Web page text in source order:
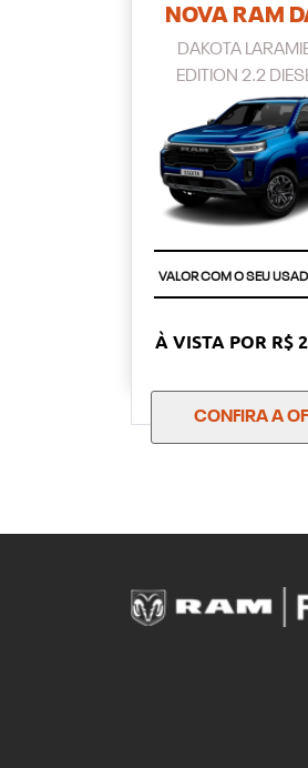
NOVA RAM
DAKOTA
EDITION 2.2
TAXA ZERO
À VISTA POR R$
CONFIRA A